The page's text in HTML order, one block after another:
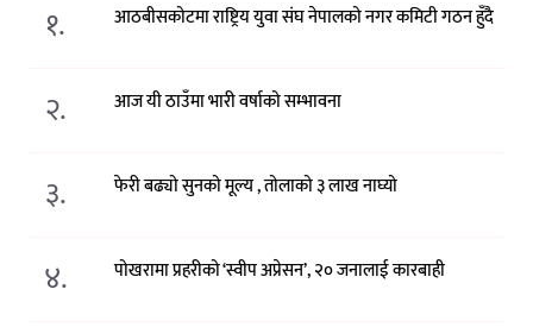
१. आठबीसकोटमा राष्ट्रिय युवा संघ नेपालको नगर कमिटी गठन हुँदै
२. आज यी ठाउँमा भारी वर्षाको सम्भावना
३. फेरी बढ्यो सुनको मूल्य , तोलाको ३ लाख नाघ्यो
४. पोखरामा प्रहरीको ‘स्वीप अप्रेसन’, २० जनालाई कारबाही